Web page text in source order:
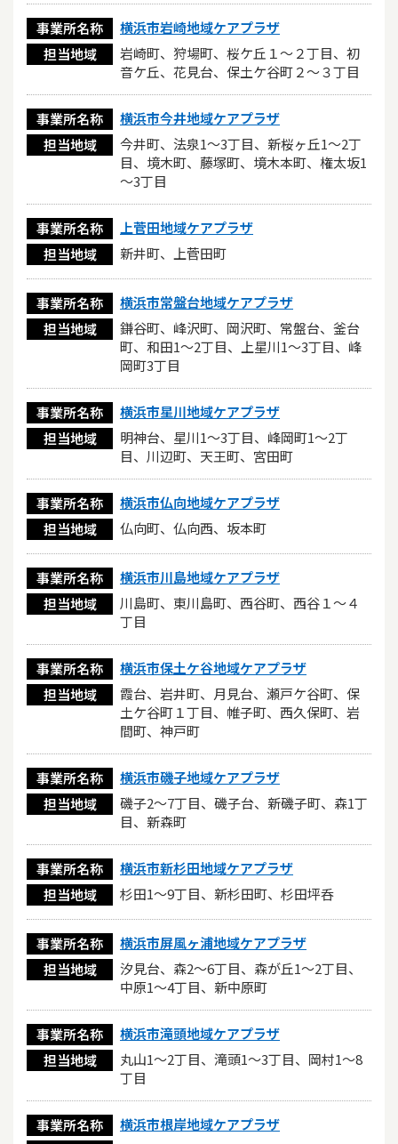
事業所名称
横浜市岩崎地域ケアプラザ
担当地域
岩崎町、狩場町、桜ケ丘１〜２丁目、初
音ケ丘、花見台、保土ケ谷町２〜３丁目
事業所名称
横浜市今井地域ケアプラザ
担当地域
今井町、法泉1～3丁目、新桜ヶ丘1～2丁
目、境木町、藤塚町、境木本町、権太坂1
～3丁目
事業所名称
上菅田地域ケアプラザ
担当地域
新井町、上菅田町
事業所名称
横浜市常盤台地域ケアプラザ
担当地域
鎌谷町、峰沢町、岡沢町、常盤台、釜台
町、和田1～2丁目、上星川1～3丁目、峰
岡町3丁目
事業所名称
横浜市星川地域ケアプラザ
担当地域
明神台、星川1～3丁目、峰岡町1～2丁
目、川辺町、天王町、宮田町
事業所名称
横浜市仏向地域ケアプラザ
担当地域
仏向町、仏向西、坂本町
事業所名称
横浜市川島地域ケアプラザ
担当地域
川島町、東川島町、西谷町、西谷１～４
丁目
事業所名称
横浜市保土ケ谷地域ケアプラザ
担当地域
霞台、岩井町、月見台、瀬戸ケ谷町、保
土ケ谷町１丁目、帷子町、西久保町、岩
間町、神戸町
事業所名称
横浜市磯子地域ケアプラザ
担当地域
磯子2～7丁目、磯子台、新磯子町、森1丁
目、新森町
事業所名称
横浜市新杉田地域ケアプラザ
担当地域
杉田1～9丁目、新杉田町、杉田坪呑
事業所名称
横浜市屏風ヶ浦地域ケアプラザ
担当地域
汐見台、森2～6丁目、森が丘1～2丁目、
中原1～4丁目、新中原町
事業所名称
横浜市滝頭地域ケアプラザ
担当地域
丸山1～2丁目、滝頭1～3丁目、岡村1～8
丁目
事業所名称
横浜市根岸地域ケアプラザ